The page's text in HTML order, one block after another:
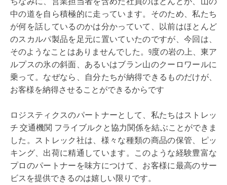
中の道を自ら積極的に走っています。そのため、私たち
が何を話しているのかは分かっていて、以前はほとんど
のスカルパ製品を足元に置いていたのですが、今回は、
そのようなことはありませんでした。9度の岩の上、東ア
ルプスの氷の斜面、あるいはブラン山のクーロワールに
乗って。なぜなら、自分たちが納得できるものだけが、
お客様を納得させることができるからです
ロジスティクスのパートナーとして、私たちはストレッ
チ 交通機関 フライブルクと協力関係を結ぶことができま
した。ストレック社は、様々な種類の商品の保管、ピッ
キング、出荷に精通しています。このような経験豊富な
プロのパートナーを味方につけて、お客様に最高のサー
ビスを提供できるのは嬉しい限りです。